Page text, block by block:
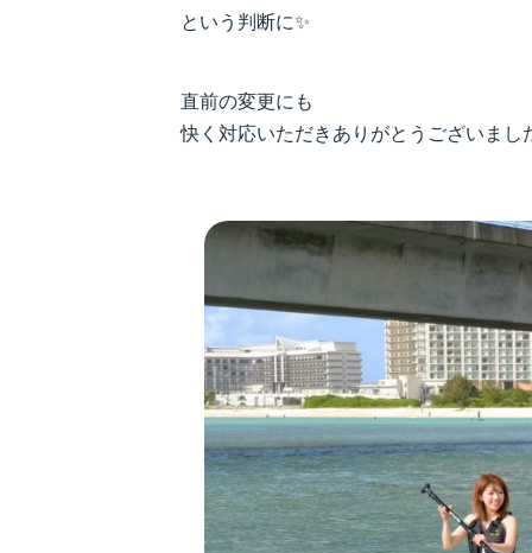
という判断に✨
直前の変更にも
快く対応いただきありがとうございま